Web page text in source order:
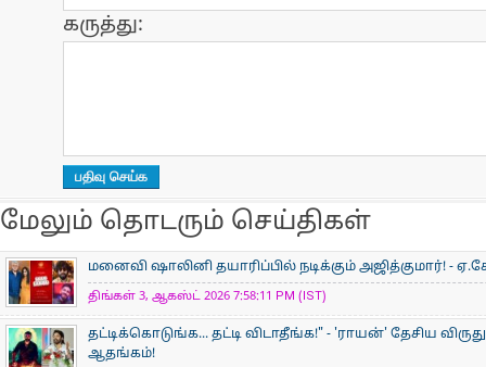
கருத்து:
மேலும் தொடரும் செய்திகள்
மனைவி ஷாலினி தயாரிப்பில் நடிக்கும் அஜித்குமார்! -
திங்கள் 3, ஆகஸ்ட் 2026 7:58:11 PM (IST)
தட்டிக்கொடுங்க... தட்டி விடாதீங்க!" - 'ராயன்' தேசிய
ஆதங்கம்!